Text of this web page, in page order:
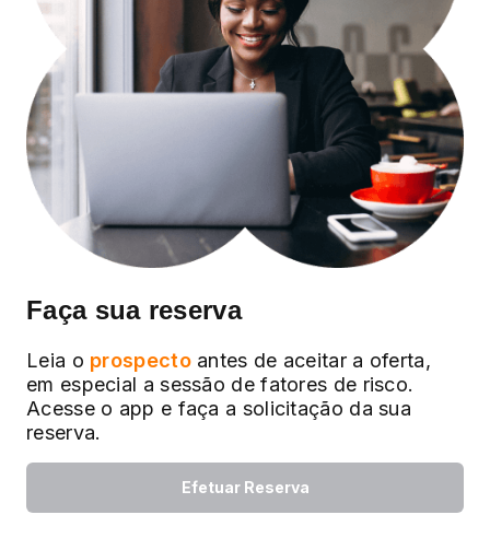
Faça sua reserva
Leia o prospecto antes de aceitar a oferta,
em especial a sessão de fatores de risco.
Acesse o app e faça a solicitação da sua
reserva.
Efetuar Reserva